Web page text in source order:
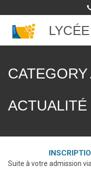
ACTUALITÉ
Suite à votre admission